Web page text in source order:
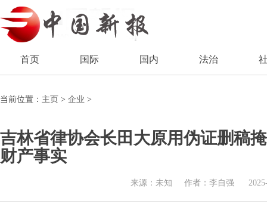
首页 国际 国内 法治
当前位置： 主页 > 企业 >
吉林省律协会长田大原用伪证删稿
财产事实
来源：未知 作者：李自强